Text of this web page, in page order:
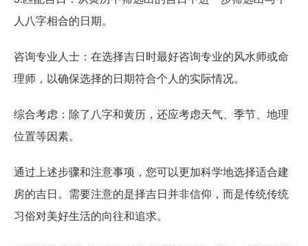
人八字相合的日期。
咨询专业人士：在选择吉日时最好咨询专业的风水师或命
理师，以确保选择的日期符合个人的实际情况。
综合考虑：除了八字和黄历，还应考虑天气、季节、地理
位置等因素。
通过上述步骤和注意事项，您可以更加科学地选择适合建
房的吉日。需要注意的是择吉日并非信仰，而是传统传统
习俗对美好生活的向往和追求。